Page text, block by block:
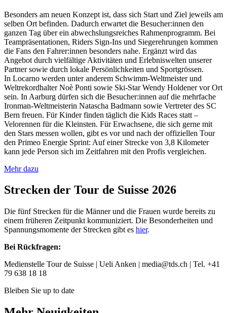
Besonders am neuen Konzept ist, dass sich Start und Ziel jeweils am
selben Ort befinden. Dadurch erwartet die Besucher:innen den
ganzen Tag über ein abwechslungsreiches Rahmenprogramm. Bei
Teampräsentationen, Riders Sign-Ins und Siegerehrungen kommen
die Fans den Fahrer:innen besonders nahe. Ergänzt wird das
Angebot durch vielfältige Aktivitäten und Erlebniswelten unserer
Partner sowie durch lokale Persönlichkeiten und Sportgrössen.
In Locarno werden unter anderem Schwimm-Weltmeister und
Weltrekordhalter Noè Ponti sowie Ski-Star Wendy Holdener vor Ort
sein. In Aarburg dürfen sich die Besucher:innen auf die mehrfache
Ironman-Weltmeisterin Natascha Badmann sowie Vertreter des SC
Bern freuen. Für Kinder finden täglich die Kids Races statt –
Velorennen für die Kleinsten. Für Erwachsene, die sich gerne mit
den Stars messen wollen, gibt es vor und nach der offiziellen Tour
den Primeo Energie Sprint: Auf einer Strecke von 3,8 Kilometer
kann jede Person sich im Zeitfahren mit den Profis vergleichen.
Mehr dazu
Strecken der Tour de Suisse 2026
Die fünf Strecken für die Männer und die Frauen wurde bereits zu
einem früheren Zeitpunkt kommuniziert. Die Besonderheiten und
Spannungsmomente der Strecken gibt es hier.
Bei Rückfragen:
Medienstelle Tour de Suisse | Ueli Anken | media@tds.ch | Tel. +41
79 638 18 18
Bleiben Sie up to date